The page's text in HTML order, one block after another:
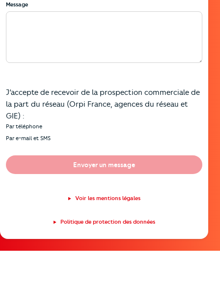
Message
J’accepte de recevoir de la prospection commerciale de
la part du réseau (Orpi France, agences du réseau et
GIE) :
Par téléphone
Par e-mail et SMS
Envoyer un message
Voir les mentions légales
Politique de protection des données